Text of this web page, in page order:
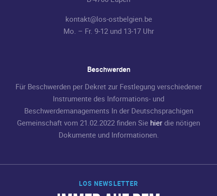
LOS NEWSLETTER
kontakt@los-ostbelgien.be
Mo. – Fr. 9-12 und 13-17 Uhr
Beschwerden
Für Beschwerden per Dekret zur Festlegung verschiedener
Instrumente des Informations- und
Beschwerdemanagements In der Deutschsprachigen
Gemeinschaft vom 21.02.2022 finden Sie hier die nötigen
Dokumente und Informationen.